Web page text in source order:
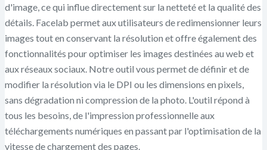
d'image, ce qui influe directement sur la netteté et la qualité des
détails. Facelab permet aux utilisateurs de redimensionner leurs
images tout en conservant la résolution et offre également des
fonctionnalités pour optimiser les images destinées au web et
aux réseaux sociaux. Notre outil vous permet de définir et de
modifier la résolution via le DPI ou les dimensions en pixels,
sans dégradation ni compression de la photo. L'outil répond à
tous les besoins, de l'impression professionnelle aux
téléchargements numériques en passant par l'optimisation de la
vitesse de chargement des pages.